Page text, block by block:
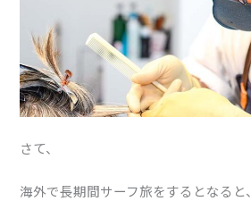
さて、
海外で長期間サーフ旅をするとなると、